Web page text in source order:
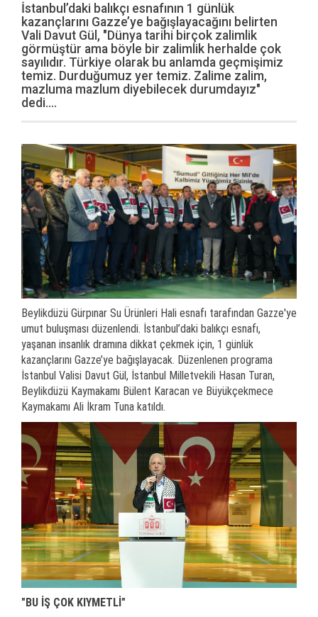
İstanbul’daki balıkçı esnafının 1 günlük
kazançlarını Gazze’ye bağışlayacağını belirten
Vali Davut Gül, "Dünya tarihi birçok zalimlik
görmüştür ama böyle bir zalimlik herhalde çok
sayılıdır. Türkiye olarak bu anlamda geçmişimiz
temiz. Durduğumuz yer temiz. Zalime zalim,
mazluma mazlum diyebilecek durumdayız"
dedi....
Beylikdüzü Gürpınar Su Ürünleri Hali esnafı tarafından Gazze'ye
umut buluşması düzenlendi. İstanbul’daki balıkçı esnafı,
yaşanan insanlık dramına dikkat çekmek için, 1 günlük
kazançlarını Gazze’ye bağışlayacak. Düzenlenen programa
İstanbul Valisi Davut Gül, İstanbul Milletvekili Hasan Turan,
Beylikdüzü Kaymakamı Bülent Karacan ve Büyükçekmece
Kaymakamı Ali İkram Tuna katıldı.
"BU İŞ ÇOK KIYMETLİ"